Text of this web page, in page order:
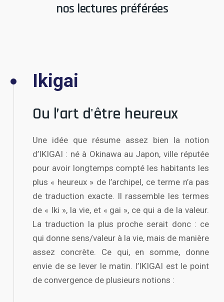
nos lectures préférées
Ikigai
Ou l’art d'être heureux
Une idée que résume assez bien la notion
d’IKIGAI : né à Okinawa au Japon, ville réputée
pour avoir longtemps compté les habitants les
plus « heureux » de l’archipel, ce terme n’a pas
de traduction exacte. Il rassemble les termes
de « Iki », la vie, et « gai », ce qui a de la valeur.
La traduction la plus proche serait donc : ce
qui donne sens/valeur à la vie, mais de manière
assez concrète. Ce qui, en somme, donne
envie de se lever le matin. l’IKIGAI est le point
de convergence de plusieurs notions :